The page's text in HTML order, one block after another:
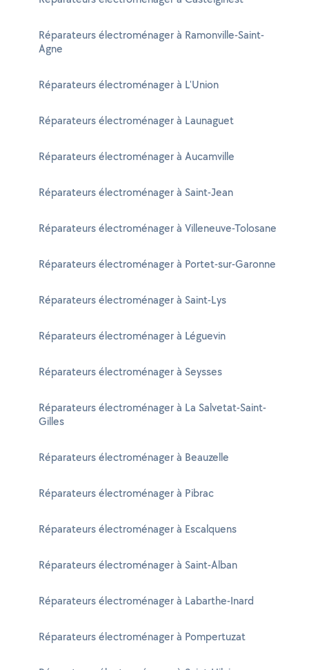
Réparateurs électroménager à Ramonville-Saint-
Agne
Réparateurs électroménager à L'Union
Réparateurs électroménager à Launaguet
Réparateurs électroménager à Aucamville
Réparateurs électroménager à Saint-Jean
Réparateurs électroménager à Villeneuve-Tolosane
Réparateurs électroménager à Portet-sur-Garonne
Réparateurs électroménager à Saint-Lys
Réparateurs électroménager à Léguevin
Réparateurs électroménager à Seysses
Réparateurs électroménager à La Salvetat-Saint-
Gilles
Réparateurs électroménager à Beauzelle
Réparateurs électroménager à Pibrac
Réparateurs électroménager à Escalquens
Réparateurs électroménager à Saint-Alban
Réparateurs électroménager à Labarthe-Inard
Réparateurs électroménager à Pompertuzat